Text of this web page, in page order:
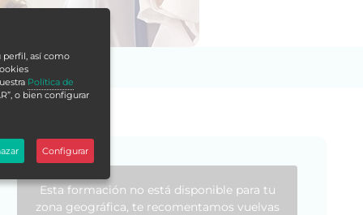
Esta formación no está disponible para tu
zona geográfica, te recomentamos vuelvas
perfil, así como
Política de
o bien configurar
Configurar